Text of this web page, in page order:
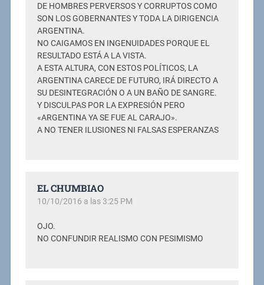
DE HOMBRES PERVERSOS Y CORRUPTOS COMO
SON LOS GOBERNANTES Y TODA LA DIRIGENCIA
ARGENTINA.
NO CAIGAMOS EN INGENUIDADES PORQUE EL
RESULTADO ESTÁ A LA VISTA.
A ESTA ALTURA, CON ESTOS POLÍTICOS, LA
ARGENTINA CARECE DE FUTURO, IRÁ DIRECTO A
SU DESINTEGRACIÓN O A UN BAÑO DE SANGRE.
Y DISCULPAS POR LA EXPRESIÓN PERO
«ARGENTINA YA SE FUE AL CARAJO».
A NO TENER ILUSIONES NI FALSAS ESPERANZAS
EL CHUMBIAO
10/10/2016 a las 3:25 PM
OJO.
NO CONFUNDIR REALISMO CON PESIMISMO